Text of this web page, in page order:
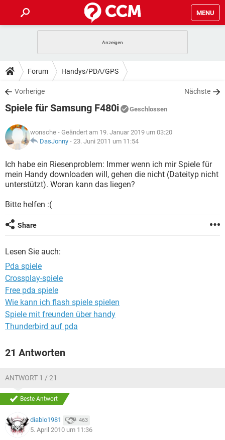
MENU
ANDROID IOS
WINDOWS 10
WHATSAPP TIKTOK
FACEBOOK
TIPPS & TRICKS
SPIELE STREAMING
WHATSAPP TIKTOK
FACEBOOK
DOWNLOADS
SPIELE STREAMING
ANDROID
WINDOWS 10 INSTAGRAM
WHATSAPP
FACEBOOK HARDWARE
FORUM
SPIELE STREAMING
ANDROID
WINDOWS 10 INSTAGRAM
WHATSAPP TIKTOK
FACEBOOK
LEXIKON
SPIELE STREAMING
ANDROID IOS
FACEBOOK
Forum Handys/PDA/GPS
Vorherige Nächste
Spiele für Samsung F480i Geschlossen
wonsche - Geändert am 19. Januar 2019 um 03:20
DasJonny - 23. Juni 2011 um 11:54
Ich habe ein Riesenproblem: Immer wenn ich mir Spiele für
mein Handy downloaden will, gehen die nicht (Dateityp nicht
unterstützt). Woran kann das liegen?
Bitte helfen :(
Share
Lesen Sie auch:
Pda spiele
Crossplay-spiele
Free pda spiele
Wie kann ich flash spiele spielen
Spiele mit freunden über handy
Thunderbird auf pda
21 Antworten
ANTWORT 1 / 21
Beste Antwort
diablo1981 463
5. April 2010 um 11:36